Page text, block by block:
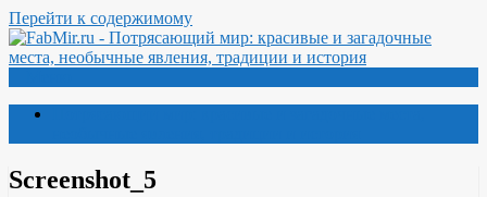
Перейти к содержимому
Screenshot_5